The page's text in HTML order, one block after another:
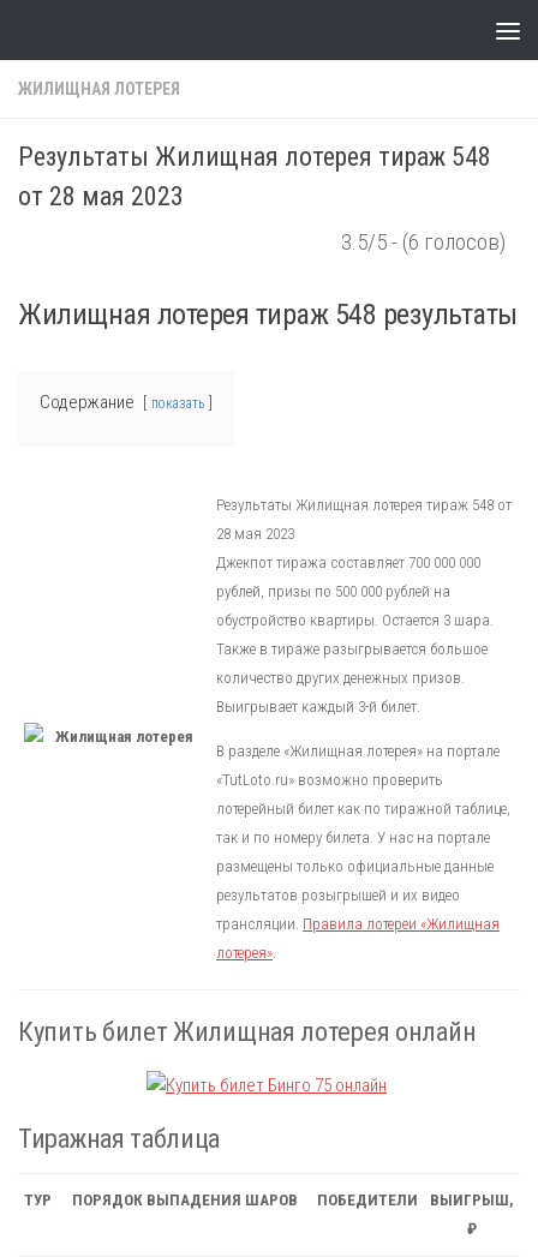
ЖИЛИЩНАЯ ЛОТЕРЕЯ
Результаты Жилищная лотерея тираж 548
от 28 мая 2023
3.5/5 - (6 голосов)
Жилищная лотерея тираж 548 результаты
Содержание показать
Результаты Жилищная лотерея тираж 548 от
28 мая 2023
Джекпот тиража составляет 700 000 000
рублей, призы по 500 000 рублей на
обустройство квартиры. Остается 3 шара.
Также в тираже разыгрывается большое
количество других денежных призов.
Выигрывает каждый 3-й билет.
В разделе «Жилищная лотерея» на портале
«TutLoto.ru» возможно проверить
лотерейный билет как по тиражной таблице,
так и по номеру билета. У нас на портале
размещены только официальные данные
результатов розыгрышей и их видео
трансляции. Правила лотереи «Жилищная
лотерея».
Купить билет Жилищная лотерея онлайн
Тиражная таблица
ТУР ПОРЯДОК ВЫПАДЕНИЯ ШАРОВ ПОБЕДИТЕЛИ
ВЫИГРЫШ,
₽